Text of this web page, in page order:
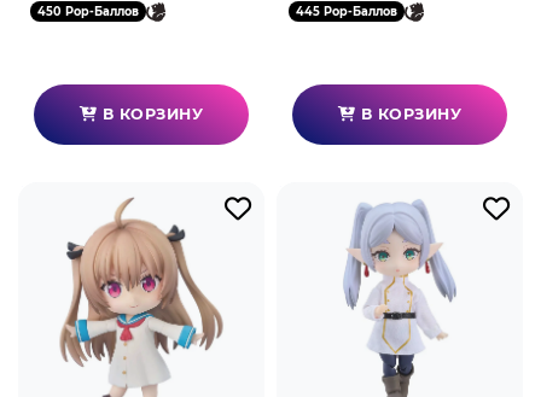
450 Pop-Баллов
В КОРЗИНУ
445 Pop-Баллов
В КОРЗИНУ